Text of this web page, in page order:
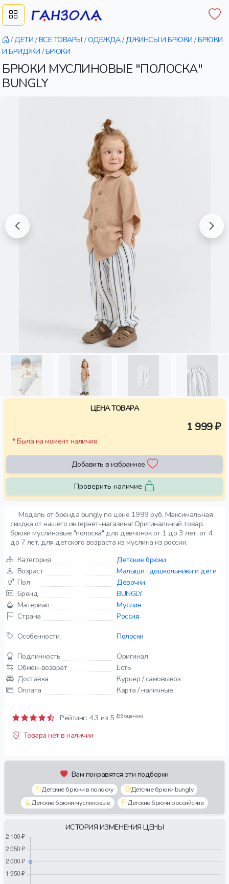
/ДЕТИ /ВСЕ ТОВАРЫ /ОДЕЖДА/ДЖИНСЫ И БРЮКИ /БРЮКИ
И БРИДЖИ /БРЮКИ
БРЮКИ МУСЛИНОВЫЕ "ПОЛОСКА"
BUNGLY
Модель от бренда bungly по цене 1999 руб. Максимальная
скидка от нашего интернет-магазина! Оригинальный товар.
брюки муслиновые "полоска" для девчонок от 1 до 3 лет, от 4
до 7 лет, для детского возраста из муслина из россии.
Категория
Детские брюки
Возраст
Малыши , дошкольники и дети
Пол
Девочки
Бренд
BUNGLY
Материал
Муслин
Страна
Россия
Особенности
Полоски
Подлинность
Оригинал
Обмен-возврат
Есть
Доставка
Курьер / самовывоз
Оплата
Карта / наличные
Рейтинг: 4.3 из 5 (86 оценок)
Товара нет в наличии
Вам понравятся эти подборки
Детские брюки в полоску
Детские брюки bungly
Детские брюки муслиновые
Детские брюки российские
ИСТОРИЯ ИЗМЕНЕНИЯ ЦЕНЫ
ЦЕНА ТОВАРА
1 999 ₽
* Была на момент наличия
Добавить в избранное
Проверить наличие